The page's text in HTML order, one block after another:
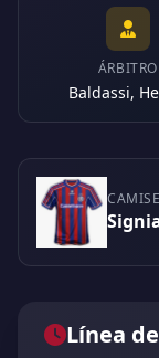
ÁRBITRO
Baldassi,
Línea